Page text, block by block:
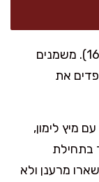
מחממים תנור ל-170 מעלות (טורבו 165). משמנים
ס"מ ומרפדים את
מיץ לימון,
בתחילת
מרענן ולא